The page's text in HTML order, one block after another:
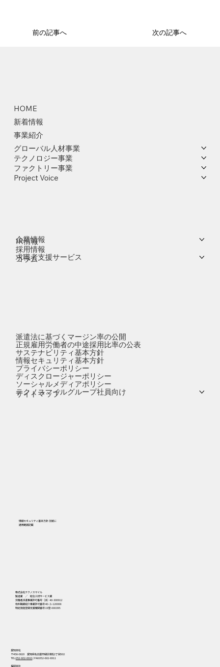
前の記事へ 次の記事へ
HOME
新着情報
事業紹介
グローバル人材事業
テクノロジー事業
ファクトリー事業
Project Voice
企業情報
IR情報
採用情報
求職者支援サービス
コラム
派遣法に基づくマージン率の公開
正規雇用労働者の中途採用比率の公表
サステナビリティ基本方針
情報セキュリティ基本方針
プライバシーポリシー
ディスクロージャーポリシー
ソーシャルメディアポリシー
テクノスマイルグループ社員向け
サイトマップ
情報セキュリティ基本方針-別紙に
​適用範囲記載
株式会社テクノスマイル
製造業 ／ 総合人材サービス業
労働者派遣事業許可番号（派）40-300912
有料職業紹介事業許可番号 40-ユ-120008
特定技能登録支援機関番号 19登-000395
愛知本社
〒458-0820 愛知県名古屋市緑区境松2丁目502
TEL:052-602-6910/ FAX:052-602-6911
福岡本社